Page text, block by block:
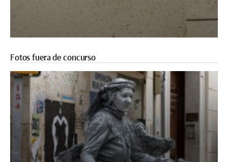
Fotos fuera de concurso